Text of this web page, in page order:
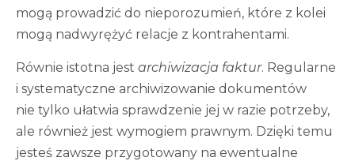
mogą prowadzić do nieporozumień, które z kolei
mogą nadwyrężyć relacje z kontrahentami.
Równie istotna jest archiwizacja faktur. Regularne
i systematyczne archiwizowanie dokumentów
nie tylko ułatwia sprawdzenie jej w razie potrzeby,
ale również jest wymogiem prawnym. Dzięki temu
jesteś zawsze przygotowany na ewentualne